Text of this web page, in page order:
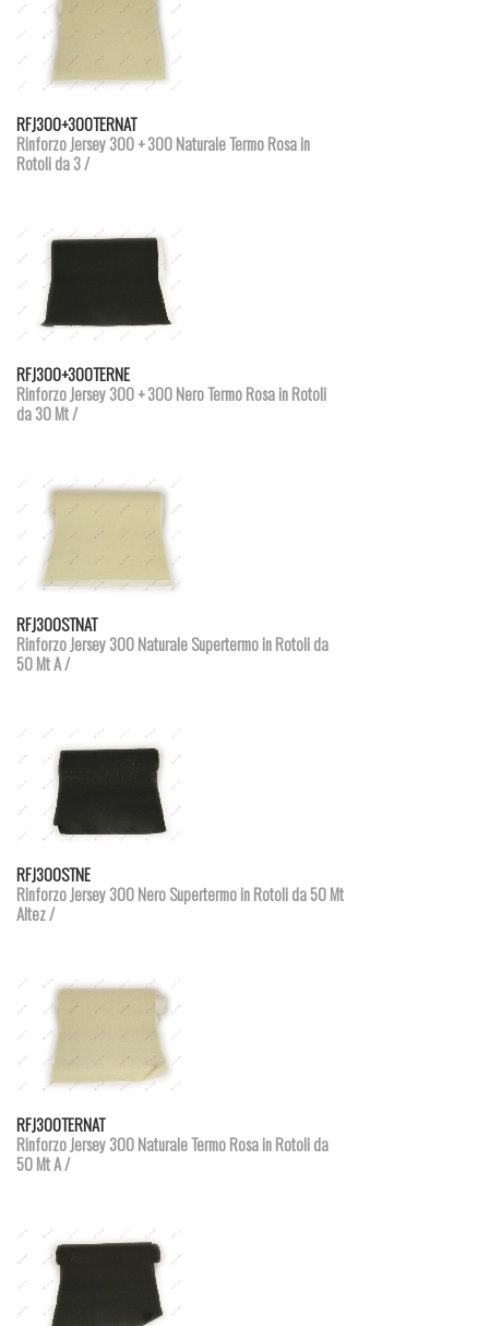
RFJ300+300TERNAT
Rinforzo Jersey 300 + 300 Naturale Termo Rosa in
Rotoli da 3 /
RFJ300+300TERNE
Rinforzo Jersey 300 + 300 Nero Termo Rosa in Rotoli
da 30 Mt /
RFJ300STNAT
Rinforzo Jersey 300 Naturale Supertermo in Rotoli da
50 Mt A /
RFJ300STNE
Rinforzo Jersey 300 Nero Supertermo in Rotoli da 50 Mt
Altez /
RFJ300TERNAT
Rinforzo Jersey 300 Naturale Termo Rosa in Rotoli da
50 Mt A /